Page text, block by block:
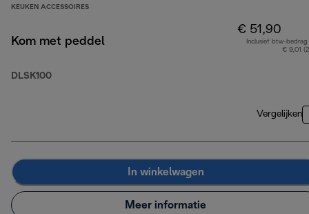
KEUKEN ACCESSOIRES
Kom met peddel
DLSK100
€ 51,90
Inclusief btw-bedrag
€ 9,01
Vergelijken
In winkelwagen
Meer informatie